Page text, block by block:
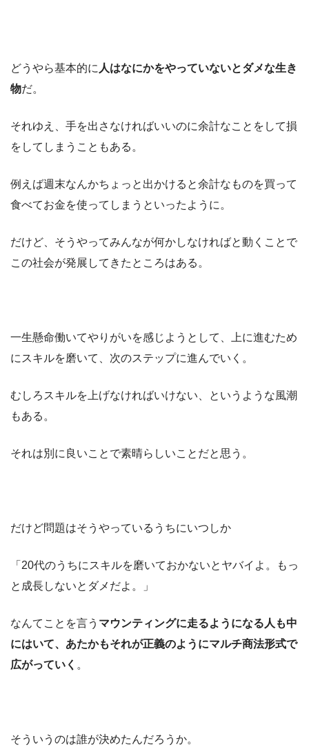
どうやら基本的に 人はなにかをやっていないとダメな生き
物だ。
それゆえ、手を出さなければいいのに余計なことをして損
をしてしまうこともある。
例えば週末なんかちょっと出かけると余計なものを買って
食べてお金を使ってしまうといったように。
だけど、そうやってみんなが何かしなければと動くことで
この社会が発展してきたところはある。
一生懸命働いてやりがいを感じようとして、上に進むため
にスキルを磨いて、次のステップに進んでいく。
むしろスキルを上げなければいけない、というような風潮
もある。
それは別に良いことで素晴らしいことだと思う。
だけど問題はそうやっているうちにいつしか
「20代のうちにスキルを磨いておかないとヤバイよ。もっ
と成長しないとダメだよ。」
なんてことを言う マウンティングに走るようになる人も中
にはいて、あたかもそれが正義のようにマルチ商法形式で
広がっていく 。
そういうのは誰が決めたんだろうか。